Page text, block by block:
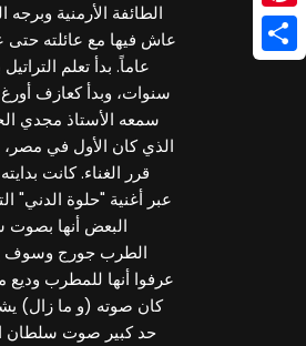
الطائفة الأرمنية وبرجه
سنوات، وبدأ كعازف
سمعه الأستاذ مجدي
الذي كان الأول في مصر،
قرر الغناء. كانت بدايته
عبر أغنية "حلوة الدني"
البعض أنها
الطرب جورج وسوف
عرفوا أنها للمطرب وديع
كان صوته (و ما زال)
حد كبير صوت سلطان